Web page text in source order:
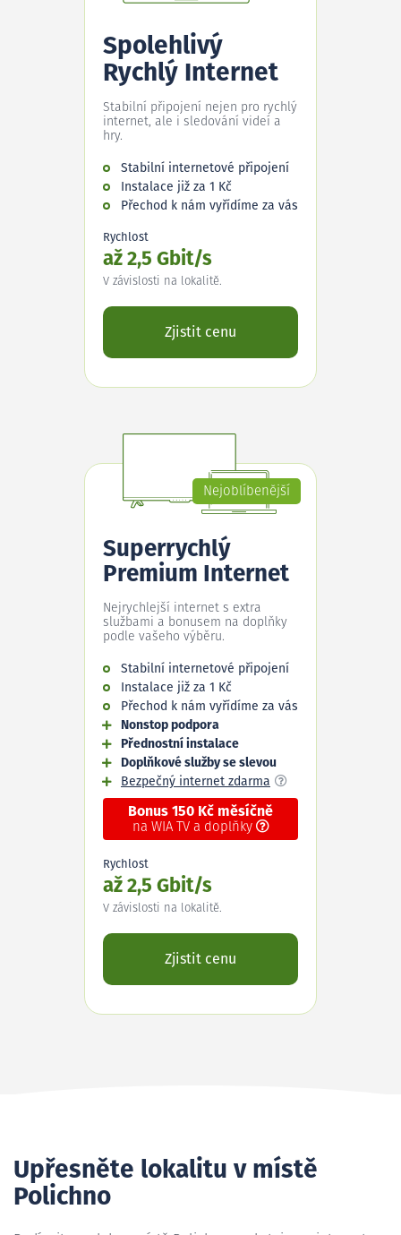
Spolehlivý
Rychlý Internet
Stabilní připojení nejen pro rychlý
internet, ale i sledování videí a
hry.
Stabilní internetové připojení
Instalace již za 1 Kč
Přechod k nám vyřídíme za vás
Rychlost
až 2,5 Gbit/s
V závislosti na lokalitě.
Zjistit cenu
Nejoblíbenější
Superrychlý
Premium Internet
Nejrychlejší internet s extra
službami a bonusem na doplňky
podle vašeho výběru.
Stabilní internetové připojení
Instalace již za 1 Kč
Přechod k nám vyřídíme za vás
Nonstop podpora
Přednostní instalace
Doplňkové služby se slevou
Bezpečný internet zdarma
Bonus 150 Kč měsíčně
na WIA TV a doplňky
Rychlost
až 2,5 Gbit/s
V závislosti na lokalitě.
Zjistit cenu
Upřesněte lokalitu v místě
Polichno